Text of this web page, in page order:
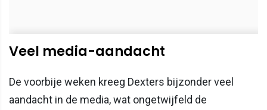
Veel media-aandacht
De voorbije weken kreeg Dexters bijzonder veel
aandacht in de media, wat ongetwijfeld de